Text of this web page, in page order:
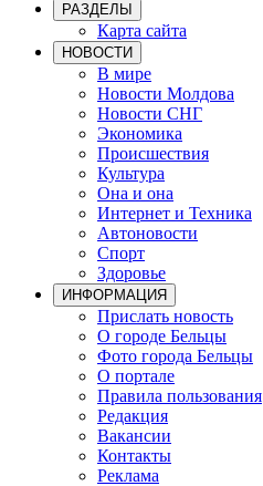
РАЗДЕЛЫ
Карта сайта
НОВОСТИ
В мире
Новости Молдова
Новости СНГ
Экономика
Происшествия
Культура
Она и она
Интернет и Техника
Автоновости
Спорт
Здоровье
ИНФОРМАЦИЯ
Прислать новость
О городе Бельцы
Фото города Бельцы
О портале
Правила пользования
Редакция
Вакансии
Контакты
Реклама